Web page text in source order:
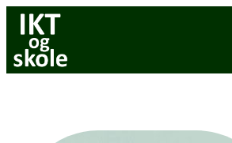
Hopp
innhold